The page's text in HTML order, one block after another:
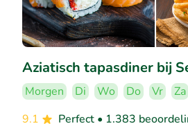
Aziatisch tapasdiner bij
Morgen Di Wo Do Vr
Za
9.1
Perfect • 1.383